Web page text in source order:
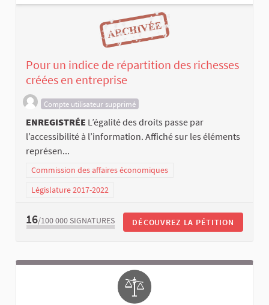
Pour un indice de répartition des richesses
créées en entreprise
Compte utilisateur supprimé
ENREGISTRÉE L’égalité des droits passe par
l’accessibilité à l’information. Affiché sur les éléments
représen...
Commission des affaires économiques
Législature 2017-2022
16/100 000 SIGNATURES DÉCOUVREZ LA PÉTITION